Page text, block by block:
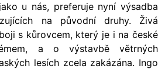
u nás, preferuje nyní výsadba
na původní druhy. Živá
s kůrovcem, který je i na české
a o výstavbě větrných
lesích zcela zakázána. Ingo